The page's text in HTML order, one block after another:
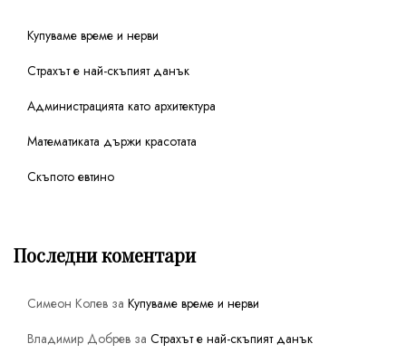
Купуваме време и нерви
Страхът е най-скъпият данък
Администрацията като архитектура
Математиката държи красотата
Скъпото евтино
Последни коментари
Симеон Колев за Купуваме време и нерви
Владимир Добрев за Страхът е най-скъпият данък